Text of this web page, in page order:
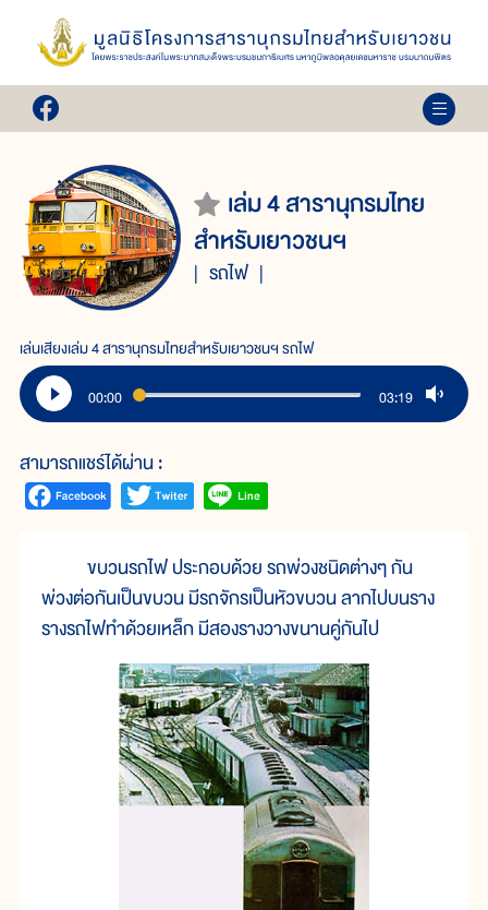
เล่ม 4 สารานุกรมไทย
สำหรับเยาวชนฯ
รถไฟ
เล่นเสียงเล่ม 4 สารานุกรมไทยสำหรับเยาวชนฯ รถไฟ
00:00 03:19
สามารถแชร์ได้ผ่าน :
ขบวนรถไฟ ประกอบด้วย รถพ่วงชนิดต่างๆ กัน
พ่วงต่อกันเป็นขบวน มีรถจักรเป็นหัวขบวน ลากไปบนราง
รางรถไฟทำด้วยเหล็ก มีสองรางวางขนานคู่กันไป